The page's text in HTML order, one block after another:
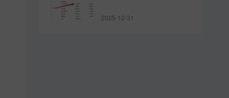
2025-12-31